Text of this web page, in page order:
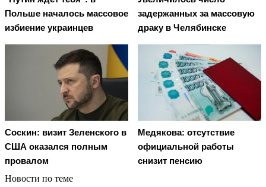
Польше началось массовое
избиение украинцев
задержанных за массовую
драку в Челябинске
Соскин: визит Зеленского в
США оказался полным
провалом
Медякова: отсутствие
официальной работы
снизит пенсию
Новости по теме